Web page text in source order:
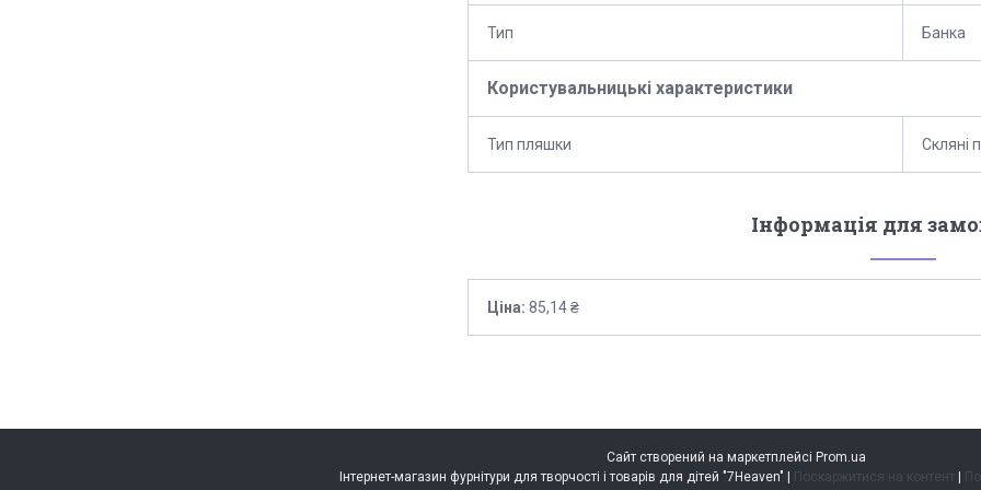
Тип Банка
Користувальницькі характеристики
Тип пляшки Скляні
Інформація для
Ціна: 85,14 ₴
Сайт створений на маркетплейсі Prom.ua
Поскаржитися на контент